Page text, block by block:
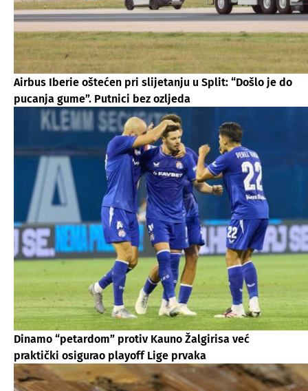
Airbus Iberie oštećen pri slijetanju u Split: “Došlo je do
pucanja gume”. Putnici bez ozljeda
Dinamo “petardom” protiv Kauno Žalgirisa već
praktički osigurao playoff Lige prvaka